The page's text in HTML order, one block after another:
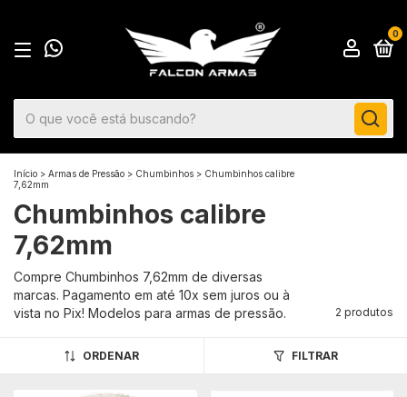
0
Início > Armas de Pressão > Chumbinhos > Chumbinhos calibre
7,62mm
Chumbinhos calibre
7,62mm
Compre Chumbinhos 7,62mm de diversas
marcas. Pagamento em até 10x sem juros ou à
vista no Pix! Modelos para armas de pressão.
2 produtos
ORDENAR FILTRAR